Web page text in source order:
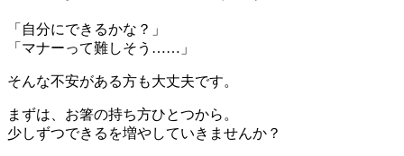
「自分にできるかな？」
「マナーって難しそう……」
そんな不安がある方も大丈夫です。
まずは、お箸の持ち方ひとつから。
少しずつできるを増やしていきませんか？